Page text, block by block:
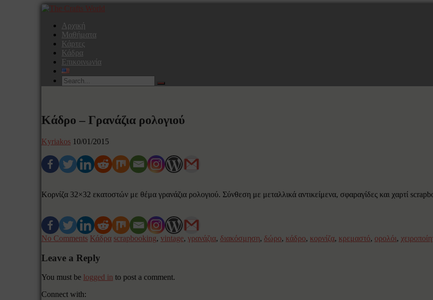
Αρχική
Μαθήματα
Κάρτες
Κάδρα
Επικοινωνία
Κάδρο – Γρανάζια ρολογιού
Kyriakos 10/01/2015
Κορνίζα 32×32 εκατοστών με θέμα γρανάζια ρολογιού. Σύνθεση με μεταλλικά αντικείμενα, σφαραγίδες και χαρτί
No Comments Κάδρα scrapbooking, vintage, γρανάζια, διακόσμηση, δώρο, κάδρο, κορνίζα, κρεμαστό, ορολόι,
Leave a Reply
You must be logged in to post a comment.
Connect with: